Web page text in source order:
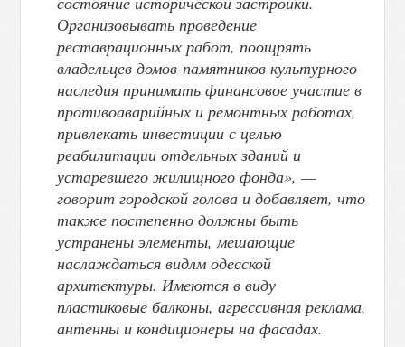
Организовывать проведение
реставрационных работ, поощрять
владельцев домов-памятников культурного
наследия принимать финансовое участие в
противоаварийных и ремонтных работах,
привлекать инвестиции с целью
реабилитации отдельных зданий и
устаревшего жилищного фонда», —
говорит городской голова и добавляет, что
также постепенно должны быть
устранены элементы, мешающие
наслаждаться видлм одесской
архитектуры. Имеются в виду
пластиковые балконы, агрессивная реклама,
антенны и кондиционеры на фасадах.